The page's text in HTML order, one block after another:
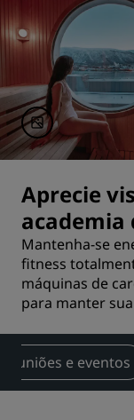
Aprecie
academia
Mantenha-se
fitness
máquinas de
para manter
Reuniões e eventos